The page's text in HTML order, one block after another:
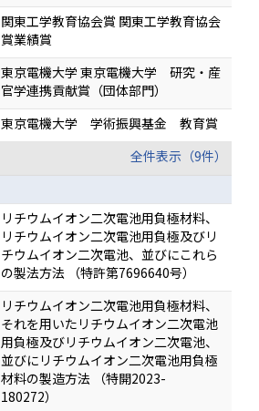
関東工学教育協会賞 関東工学教育協会
賞業績賞
東京電機大学 東京電機大学 研究・産
官学連携貢献賞（団体部門）
東京電機大学 学術振興基金 教育賞
全件表示（9件）
リチウムイオン二次電池用負極材料、
リチウムイオン二次電池用負極及びリ
チウムイオン二次電池、並びにこれら
の製法方法 （特許第7696640号）
リチウムイオン二次電池用負極材料、
それを用いたリチウムイオン二次電池
用負極及びリチウムイオン二次電池、
並びにリチウムイオン二次電池用負極
材料の製造方法 （特開2023-
180272）